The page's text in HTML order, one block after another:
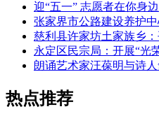
迎“五一” 志愿者在你身边
张家界市公路建设养护
慈利县许家坊土家族乡
永定区民宗局：开展“光
朗诵艺术家汪葆明与诗
热点推荐